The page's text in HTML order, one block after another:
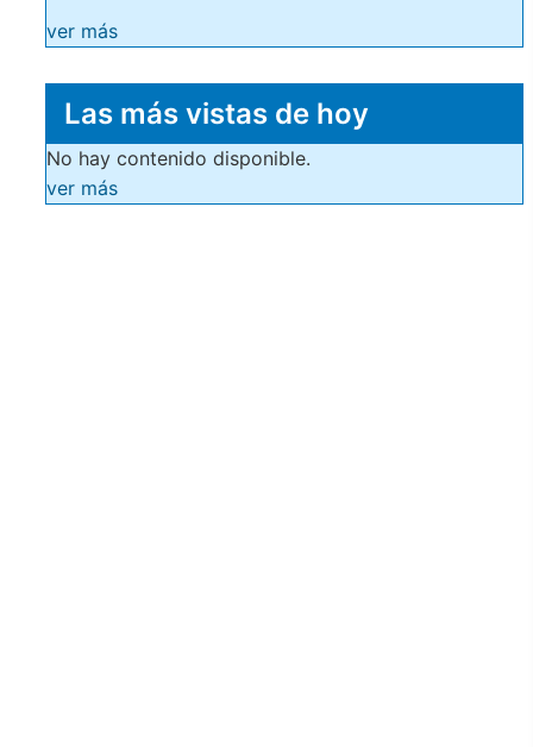
ver más
Las más vistas de hoy
No hay contenido disponible.
ver más